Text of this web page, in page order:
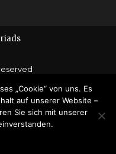
„Cookie“ von uns. Es
auf unserer Website –
Sie sich mit unserer